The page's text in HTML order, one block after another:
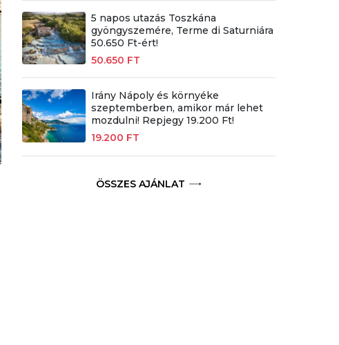
5 napos utazás Toszkána
gyöngyszemére, Terme di Saturniára
50.650 Ft-ért!
50.650 FT
Irány Nápoly és környéke
szeptemberben, amikor már lehet
mozdulni! Repjegy 19.200 Ft!
19.200 FT
ÖSSZES AJÁNLAT